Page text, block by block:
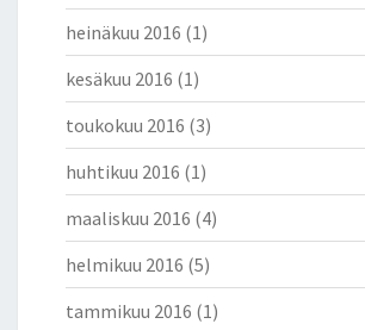
heinäkuu 2016 (1)
kesäkuu 2016 (1)
toukokuu 2016 (3)
huhtikuu 2016 (1)
maaliskuu 2016 (4)
helmikuu 2016 (5)
tammikuu 2016 (1)